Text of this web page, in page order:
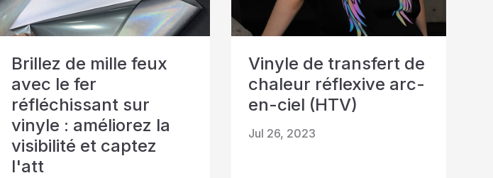
Brillez de mille feux
avec le fer
réfléchissant sur
vinyle : améliorez la
visibilité et captez
l'att
Vinyle de transfert de
chaleur réflexive arc-
en-ciel (HTV)
Jul 26, 2023